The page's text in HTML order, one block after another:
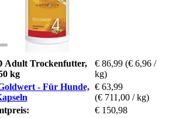
Adult Trockenfutter,
kg
€ 86,99 (€ 6,96 /
kg)
- Für Hunde, € 63,99
(€ 711,00 / kg)
€ 150,98